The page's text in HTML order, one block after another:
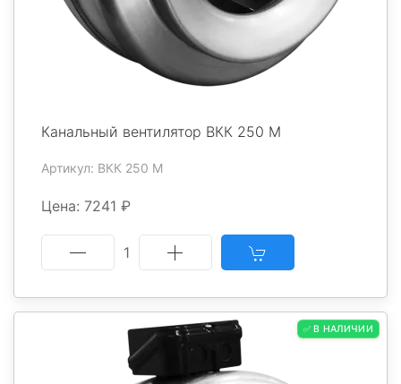
Канальный вентилятор ВКК 250 М
Артикул: ВКК 250 М
Цена: 7241 ₽
1
✅ В НАЛИЧИИ